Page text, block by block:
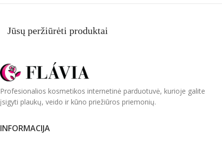
Jūsų peržiūrėti produktai
Profesionalios kosmetikos internetinė parduotuvė, kurioje galite
įsigyti plaukų, veido ir kūno priežiūros priemonių.
INFORMACIJA